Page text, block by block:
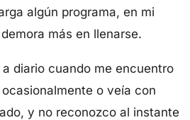
algún programa, en mi
más en llenarse.
diario cuando me encuentro
o veía con
y no reconozco al instante